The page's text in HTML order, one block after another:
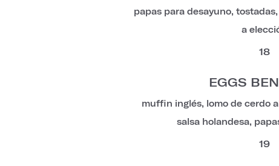
papas para desayuno,
a
18
EGGS
muffin inglés, lomo de cerdo
salsa holandesa,
19